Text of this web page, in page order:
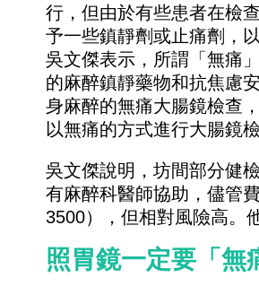
行，但由於有些患者在檢
予一些鎮靜劑或止痛劑，
吳文傑表示，所謂「無痛
的麻醉鎮靜藥物和抗焦慮
身麻醉的無痛大腸鏡檢查
以無痛的方式進行大腸鏡檢
吳文傑說明，坊間部分健
有麻醉科醫師協助，儘管
3500），但相對風險高。
照胃鏡一定要「無